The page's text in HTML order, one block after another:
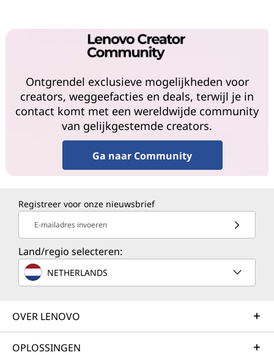
Ontgrendel exclusieve mogelijkheden voor
creators, weggeefacties en deals, terwijl je in
contact komt met een wereldwijde community
van gelijkgestemde creators.
Ga naar Community
Registreer voor onze nieuwsbrief
E-mailadres invoeren
Land/regio selecteren:
NETHERLANDS
OVER LENOVO
OPLOSSINGEN